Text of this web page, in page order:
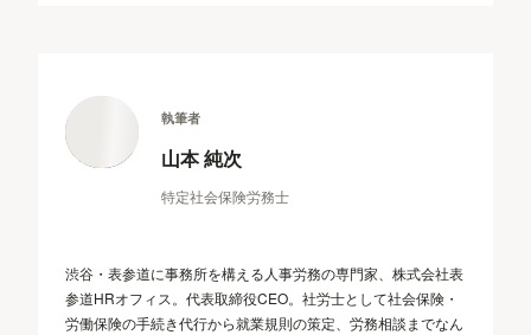
執筆者
山本 純次
特定社会保険労務士
渋谷・表参道に事務所を構える人事労務の専門家、株式会社表
参道HRオフィス。代表取締役CEO。社労士として社会保険・
労働保険の手続き代行から就業規則の策定、労務相談までなん